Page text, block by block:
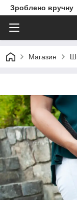
Зроблено вручну
Магазин